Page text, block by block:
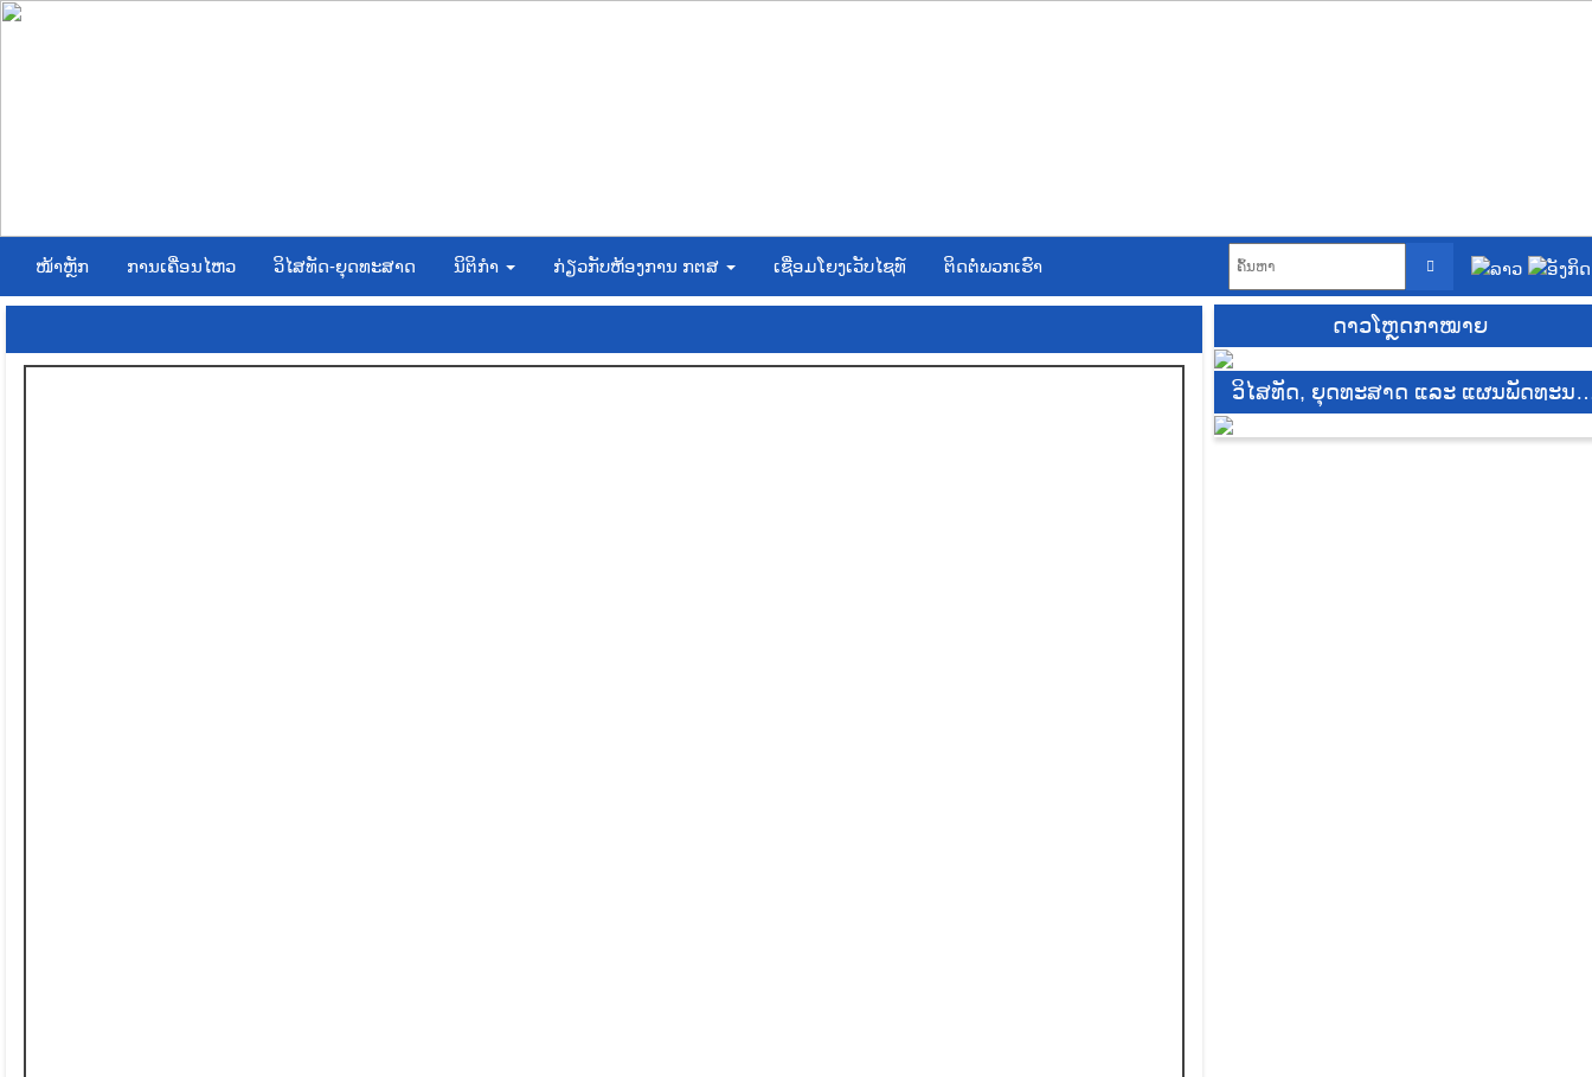
ໜ້າຫຼັກ ການເຄື່ອນໄຫວ ວິໄສທັດ-ຍຸດທະສາດ ນິຕິກໍາ ກ່ຽວກັບຫ້ອງການ ກຕສ ເຊື່ອມໂຍງເວັບໄຊທ໌ ຕິດຕໍ່ພວກເຮົາ
ດາວໂຫຼດກາໝາຍ
ວິໄສທັດ, ຍຸດທະສາດ ແລະ ແຜນພັດທະນາ